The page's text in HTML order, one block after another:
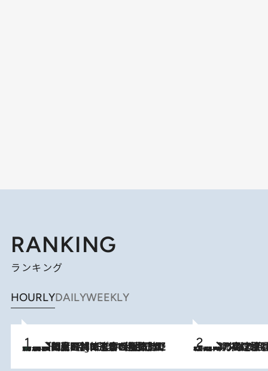
RANKING
ランキング
HOURLYDAILYWEEKLY
10 Hours Ago
「最後に見られてよかった」上野動物園の東園パンダ舎が解体前に特別公開。8月16日まで延長されたパネル展と共に辿る“半世紀”のパンダ飼育《解体工事の図面あり》 2026.8.7
「湘南乃風に憧れて」観客大盛上がりの“タオル回し”に、ラッパー顔負けの高速歌唱まで…さだまさし（74）のアグレッシブすぎる現在地